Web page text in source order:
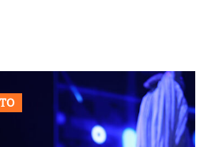
ВАЖНОЕ ОБЩЕСТВО